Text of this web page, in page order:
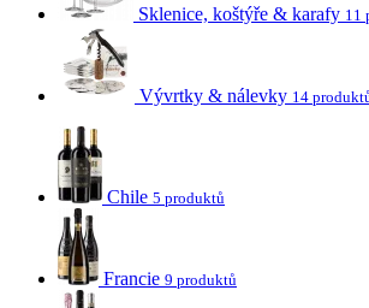
Sklenice, koštýře & karafy 11
Vývrtky & nálevky 14
Chile 5 produktů
Francie 9 produktů